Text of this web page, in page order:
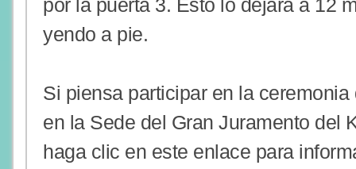
por la puerta 3. Esto lo dejará a 12
yendo a pie.
Si piensa participar en la
en la Sede del Gran Juramento del
haga clic en este enlace para